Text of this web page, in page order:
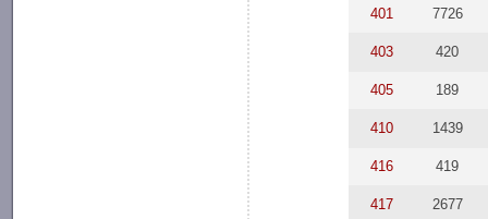
401 7726
403 420
405 189
410 1439
416 419
417 2677